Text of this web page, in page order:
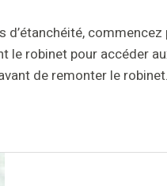
commencez
robinet pour accéder
de remonter le robinet.